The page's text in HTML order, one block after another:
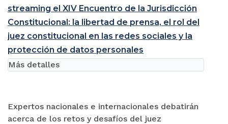
streaming el XIV Encuentro de la Jurisdicción
Constitucional: la libertad de prensa, el rol del
juez constitucional en las redes sociales y la
protección de datos personales
Expertos nacionales e internacionales debatirán
acerca de los retos y desafíos del juez
Más detalles